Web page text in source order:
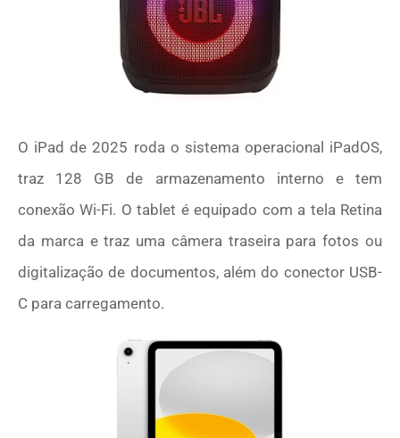
O iPad de 2025 roda o sistema operacional iPadOS,
traz 128 GB de armazenamento interno e tem
conexão Wi-Fi. O tablet é equipado com a tela Retina
da marca e traz uma câmera traseira para fotos ou
digitalização de documentos, além do conector USB-
C para carregamento.